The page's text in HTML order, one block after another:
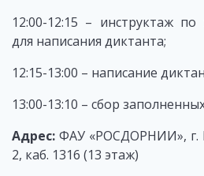
12:00-12:15 – инструктаж
для написания диктанта;
12:15-13:00 – написание
13:00-13:10 – сбор
Адрес: ФАУ «РОСДОРНИИ», г.
2, каб. 1316 (13 этаж)